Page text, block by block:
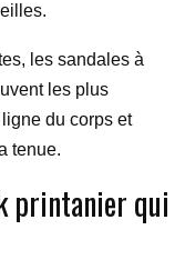
les sandales à
les plus
du corps et
tenue.
printanier qui